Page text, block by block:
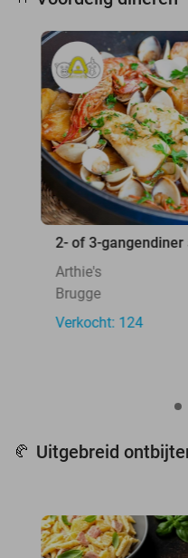
2- of 3-
Arthie's
Brugge
Verkocht: 124
🥐 Uitgebreid